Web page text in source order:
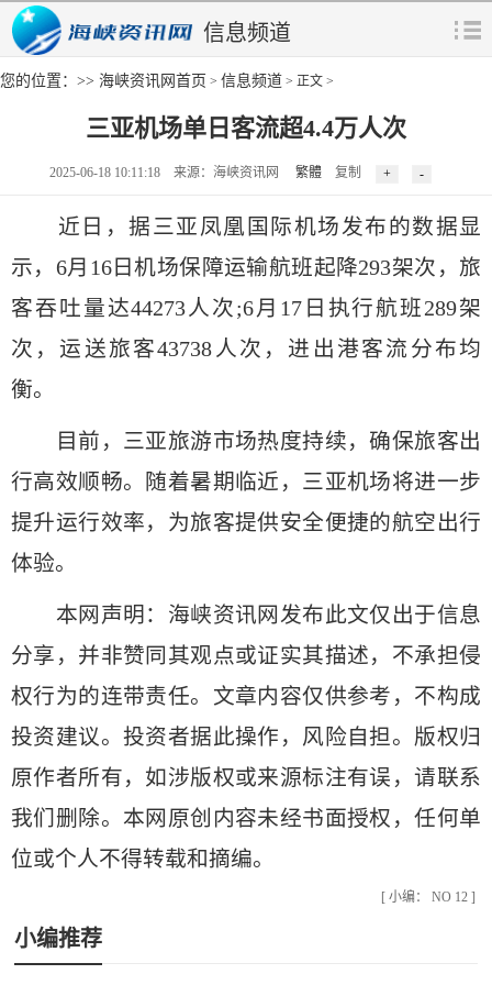
信息频道
您的位置：>> 海峡资讯网首页 > 信息频道 > 正文 >
三亚机场单日客流超4.4万人次
2025-06-18 10:11:18 来源：海峡资讯网 繁體 复制
近日，据三亚凤凰国际机场发布的数据显
示，6月16日机场保障运输航班起降293架次，旅
客吞吐量达44273人次;6月17日执行航班289架
次，运送旅客43738人次，进出港客流分布均
衡。
目前，三亚旅游市场热度持续，确保旅客出
行高效顺畅。随着暑期临近，三亚机场将进一步
提升运行效率，为旅客提供安全便捷的航空出行
体验。
本网声明：海峡资讯网发布此文仅出于信息
分享，并非赞同其观点或证实其描述，不承担侵
权行为的连带责任。文章内容仅供参考，不构成
投资建议。投资者据此操作，风险自担。版权归
原作者所有，如涉版权或来源标注有误，请联系
我们删除。本网原创内容未经书面授权，任何单
位或个人不得转载和摘编。
[ 小编： NO 12 ]
小编推荐